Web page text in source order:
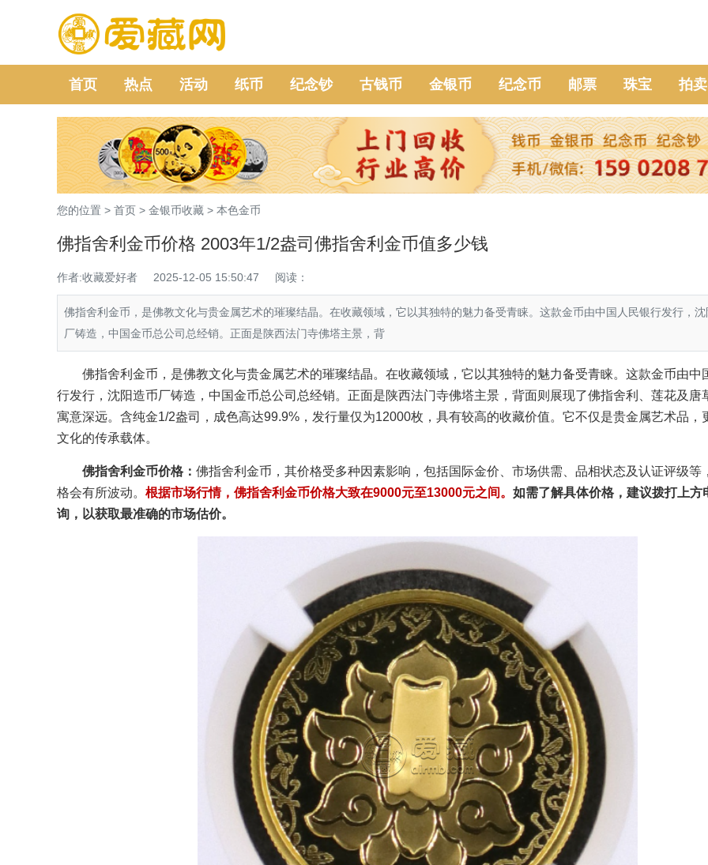
首页 热点 活动 纸币 纪念钞 古钱币 金银币 纪念币 邮票 珠宝 拍卖
您的位置 > 首页 > 金银币收藏 > 本色金币
佛指舍利金币价格 2003年1/2盎司佛指舍利金币值多少钱
作者:收藏爱好者 2025-12-05 15:50:47 阅读：
佛指舍利金币，是佛教文化与贵金属艺术的璀璨结晶。在收藏领域，它以其独特的魅力备受青睐。这款金币由中国人民银行发行，沈
厂铸造，中国金币总公司总经销。正面是陕西法门寺佛塔主景，背
佛指舍利金币，是佛教文化与贵金属艺术的璀璨结晶。在收藏领域，它以其独特的魅力备受青睐。这款金币由中
行发行，沈阳造币厂铸造，中国金币总公司总经销。正面是陕西法门寺佛塔主景，背面则展现了佛指舍利、莲花及唐
寓意深远。含纯金1/2盎司，成色高达99.9%，发行量仅为12000枚，具有较高的收藏价值。它不仅是贵金属艺术品，
文化的传承载体。
佛指舍利金币价格： 佛指舍利金币，其价格受多种因素影响，包括国际金价、市场供需、品相状态及认证评级等
格会有所波动。 根据市场行情，佛指舍利金币价格大致在9000元至13000元之间。 如需了解具体价格，建议拨打上方
询，以获取最准确的市场估价。